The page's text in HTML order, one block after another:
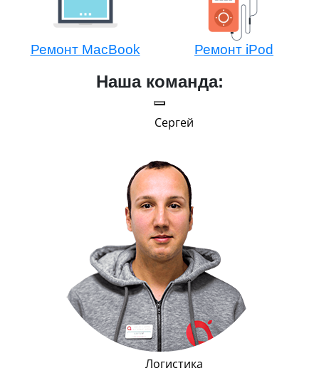
Ремонт MacBook Ремонт iPod
Наша команда:
Сергей
Логистика